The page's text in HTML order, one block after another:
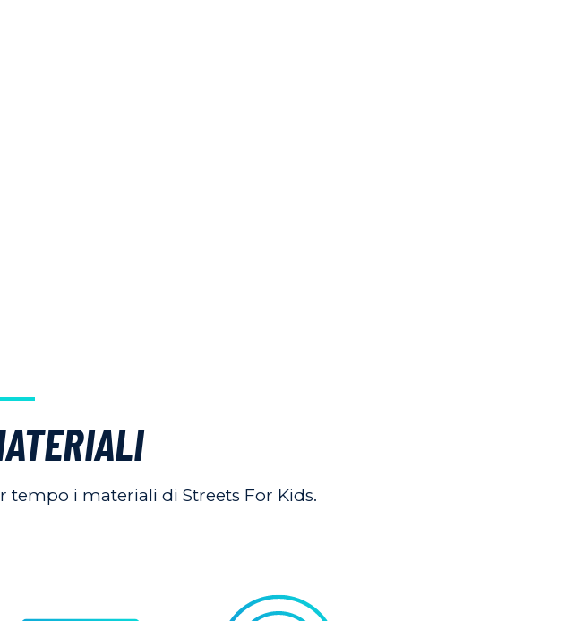
tempo i materiali di Streets For Kids.